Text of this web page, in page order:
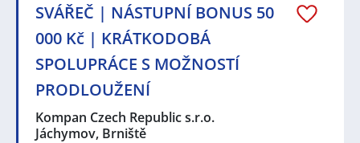
SVÁŘEČ | NÁSTUPNÍ BONUS 50
000 Kč | KRÁTKODOBÁ
SPOLUPRÁCE S MOŽNOSTÍ
PRODLOUŽENÍ
Kompan Czech Republic s.r.o.
Jáchymov, Brniště